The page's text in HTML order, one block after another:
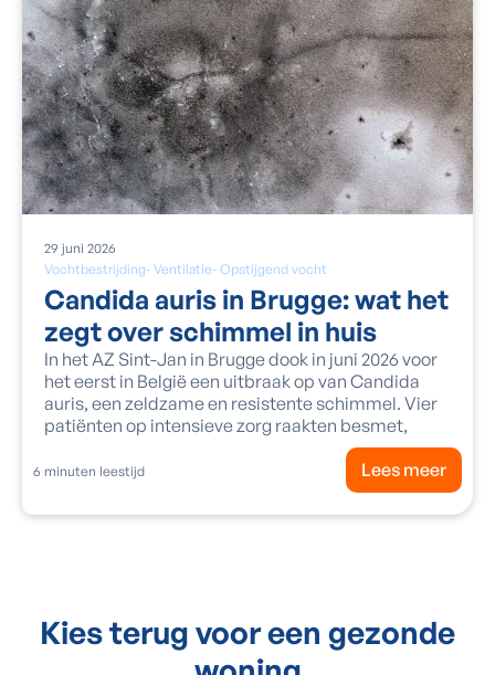
Vochtbestrijding- Ventilatie- Opstijgend vocht
29 juni 2026
Candida auris in Brugge: wat het
zegt over schimmel in huis
In het AZ Sint-Jan in Brugge dook in juni 2026 voor
het eerst in België een uitbraak op van Candida
auris, een zeldzame en resistente schimmel. Vier
patiënten op intensieve zorg raakten besmet,
6 minuten leestijd Lees meer
Kies terug voor een gezonde